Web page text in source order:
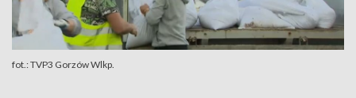
fot.: TVP3 Gorzów Wlkp.